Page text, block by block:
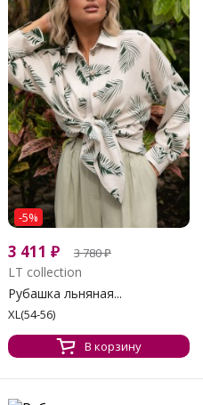
-5%
3 411 ₽ 3 780₽
LT collection
Рубашка льняная...
XL(54-56)
В корзину